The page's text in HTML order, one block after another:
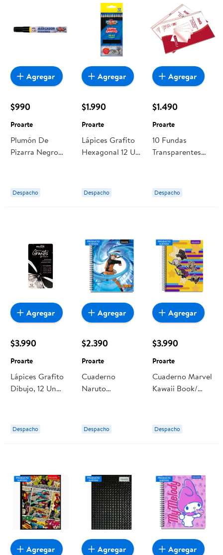
$990
Proarte
Plumón De
Pizarra Negro
Despacho
Agregar
$1.990
Proarte
Lápices Grafito
Hexagonal 12 Un
Despacho
Agregar
$1.490
Proarte
10 Fundas
Transparentes
Despacho
Agregar
$3.990
Proarte
Lápices Grafito
Dibujo, 12 Un
Despacho
Agregar
$2.390
Proarte
Cuaderno
Naruto
Un Proarte
Despacho
Agregar
$3.990
Proarte
Cuaderno Marvel
Kawaii Book/
Despacho
Agregar
Agregar Agregar Agregar